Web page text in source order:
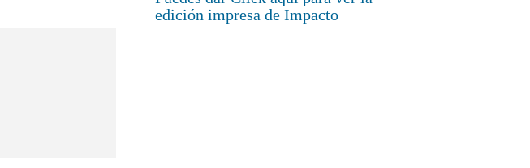
edición impresa de Impacto